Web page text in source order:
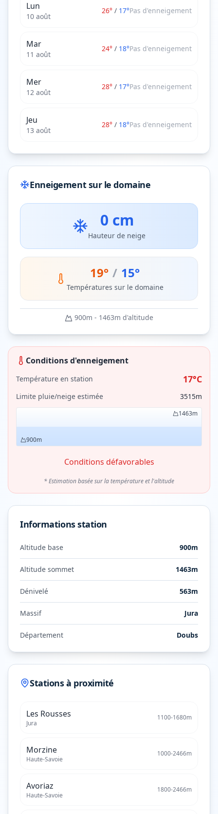
Lun
10 août
26° / 17°Pas d'enneigement
Mar
11 août
24° / 18°Pas d'enneigement
Mer
12 août
28° / 17°Pas d'enneigement
Jeu
13 août
28° / 18°Pas d'enneigement
Enneigement sur le domaine
0 cm
Hauteur de neige
19° / 15°
Températures sur le domaine
900m - 1463m d'altitude
Conditions d'enneigement
Température en station 17°C
Limite pluie/neige estimée 3515m
900m
1463m
Conditions défavorables
* Estimation basée sur la température et l'altitude
Informations station
Altitude base 900m
Altitude sommet 1463m
Dénivelé 563m
Massif Jura
Département Doubs
Stations à proximité
Les Rousses
Jura
1100-1680m
Morzine
Haute-Savoie
1000-2466m
Avoriaz
Haute-Savoie
1800-2466m